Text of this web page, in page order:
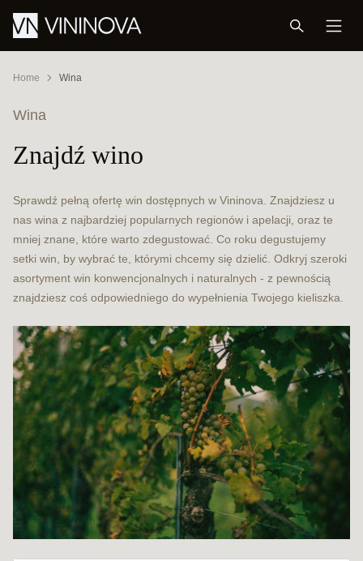
Home Wina
Wina
Znajdź wino
Sprawdź pełną ofertę win dostępnych w Vininova. Znajdziesz u
nas wina z najbardziej popularnych regionów i apelacji, oraz te
mniej znane, które warto zdegustować. Co roku degustujemy
setki win, by wybrać te, którymi chcemy się dzielić. Odkryj szeroki
asortyment win konwencjonalnych i naturalnych - z pewnością
znajdziesz coś odpowiedniego do wypełnienia Twojego kieliszka.